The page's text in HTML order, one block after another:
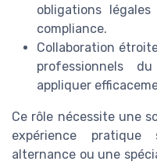
obligations
compliance.
Collaboration
professionnels
appliquer
Ce rôle nécessite une
expérience
alternance ou une